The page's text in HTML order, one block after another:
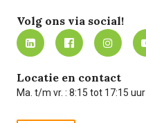
Volg ons via social!
Locatie en contact
Ma. t/m vr. : 8:15 tot 17:15 uur